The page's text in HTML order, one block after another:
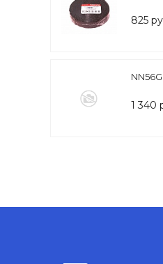
825
1 340